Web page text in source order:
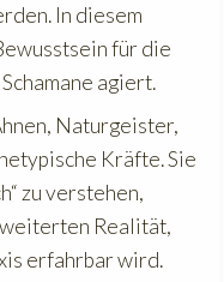
In diesem
für die
agiert.
Naturgeister,
Kräfte. Sie
zu verstehen,
Realität,
erfahrbar wird.